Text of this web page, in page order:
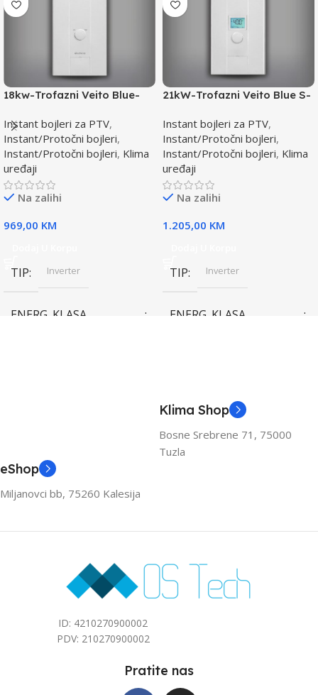
18kw-Trofazni Veito Blue-
Instant bojleri za PTV,
Instant/Protočni bojleri,
Instant/Protočni bojleri, Klima
uređaji
Na zalihi
969,00 KM
TIP Inverter
ENERG. KLASA
ZA PROSTOR DO (M2)
40
21kW-Trofazni Veito Blue S-
Instant bojleri za PTV,
Instant/Protočni bojleri,
Instant/Protočni bojleri, Klima
uređaji
Na zalihi
1.205,00 KM
TIP Inverter
ENERG. KLASA
KAPACITET HLAĐENJA
3.6
40
Klima Shop
Bosne Srebrene 71, 75000
Tuzla
eShop
Miljanovci bb, 75260 Kalesija
ID: 4210270900002
PDV: 210270900002
Pratite nas